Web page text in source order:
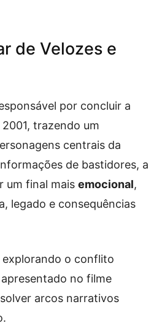
de Velozes e
por concluir a
trazendo um
centrais da
de bastidores, a
um final mais emocional,
legado e consequências
o conflito
no filme
arcos narrativos